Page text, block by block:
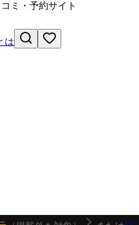
ミ・予約サイト
は